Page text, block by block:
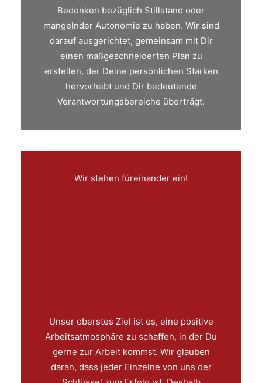
Bedenken bezüglich Stillstand oder
mangelnder Autonomie zu haben. Wir sind
darauf ausgerichtet, gemeinsam mit Dir
einen maßgeschneiderten Plan zu
erstellen, der Deine persönlichen Stärken
hervorhebt und Dir bedeutende
Verantwortungsbereiche überträgt.
Wir stehen füreinander ein!
Unser oberstes Ziel ist es, eine positive
Arbeitsatmosphäre zu schaffen, in der Du
gerne zur Arbeit kommst. Wir glauben
daran, dass jeder Einzelne von uns der